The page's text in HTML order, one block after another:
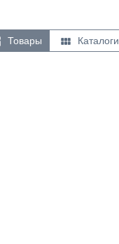
Товары  Каталоги